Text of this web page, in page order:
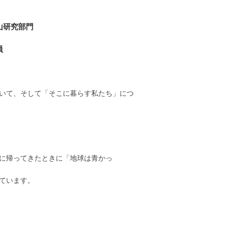
究部門
て、そして「そこに暮らす私たち」につ
帰ってきたときに「地球は青かっ
います。